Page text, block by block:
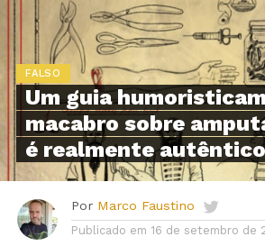
FALSO
Um guia
macabro sobre
é realmente
Por Marco Faustino
Publicado em 16 de setembro de